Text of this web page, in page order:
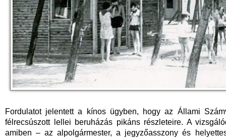
Fordulatot jelentett a kínos ügyben, hogy az Állami
félrecsúszott lellei beruházás pikáns részleteire. A
amiben – az alpolgármester, a jegyzőasszony és